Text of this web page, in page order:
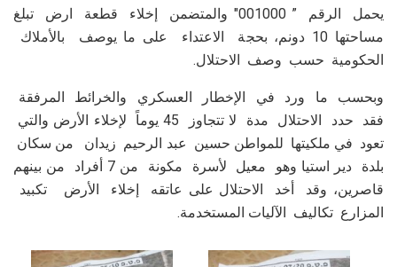
يحمل الرقم ” 001000″ والمتضمن إخلاء قطعة ارض تبلغ
مساحتها 10 دونم، بحجة الاعتداء على ما يوصف بالأملاك
الحكومية حسب وصف الاحتلال.
وبحسب ما ورد في الإخطار العسكري والخرائط المرفقة
فقد حدد الاحتلال مدة لا تتجاوز 45 يوماً لإخلاء الأرض والتي
تعود في ملكيتها للمواطن حسين عبد الرحيم زيدان من سكان
بلدة دير استيا وهو معيل لأسرة مكونة من 7 أفراد من بينهم
قاصرين، وقد أخد الاحتلال على عاتقه إخلاء الأرض تكبيد
المزارع تكاليف الآليات المستخدمة.